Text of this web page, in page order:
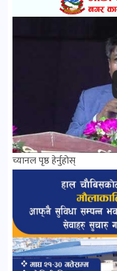
च्यानल पृष्ठ हेर्नुहोस्